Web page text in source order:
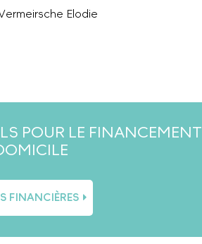
Elodie
POUR LE FINANCEMENT
FINANCIÈRES